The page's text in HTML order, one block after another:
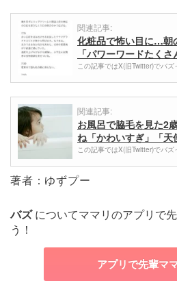
関連記事:
化粧品で怖い目に…朝
「パワーワードたく
この記事ではX(旧Twitter)でバズ
関連記事:
お風呂で脇毛を見た2
ね「かわいすぎ」「天
この記事ではX(旧Twitter)でバズ
著者：ゆずプー
バズについてママリのアプリで
う！
アプリで先輩マ